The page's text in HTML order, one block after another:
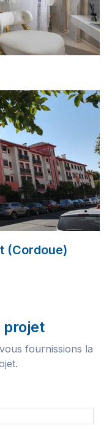
(Cordoue)
projet
fournissions la